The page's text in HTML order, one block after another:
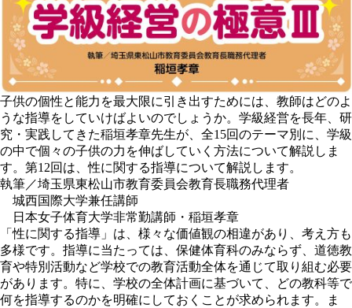
子供の個性と能力を最大限に引き出すためには、教師はどのよ
うな指導をしていけばよいのでしょうか。学級経営を長年、研
究・実践してきた稲垣孝章先生が、全15回のテーマ別に、学級
の中で個々の子供の力を伸ばしていく方法について解説しま
す。第12回は、性に関する指導について解説します。
執筆／埼玉県東松山市教育委員会教育長職務代理者
城西国際大学兼任講師
日本女子体育大学非常勤講師・稲垣孝章
「性に関する指導」は、様々な価値観の相違があり、考え方も
多様です。指導に当たっては、保健体育科のみならず、道徳教
育や特別活動など学校での教育活動全体を通じて取り組む必要
があります。特に、学校の全体計画に基づいて、どの教科等で
何を指導するのかを明確にしておくことが求められます。ま